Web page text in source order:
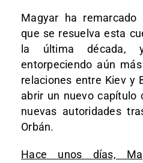
Magyar ha remarcado
que se resuelva esta
la última década,
entorpeciendo aún
relaciones entre Kiev y
abrir un nuevo capítulo
nuevas autoridades
Orbán.
Hace unos días,